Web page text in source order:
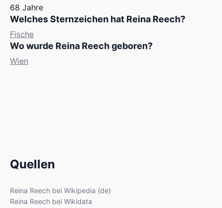
68 Jahre
Welches Sternzeichen hat Reina Reech?
Fische
Wo wurde Reina Reech geboren?
Wien
Quellen
Reina Reech bei Wikipedia (de)
Reina Reech bei Wikidata